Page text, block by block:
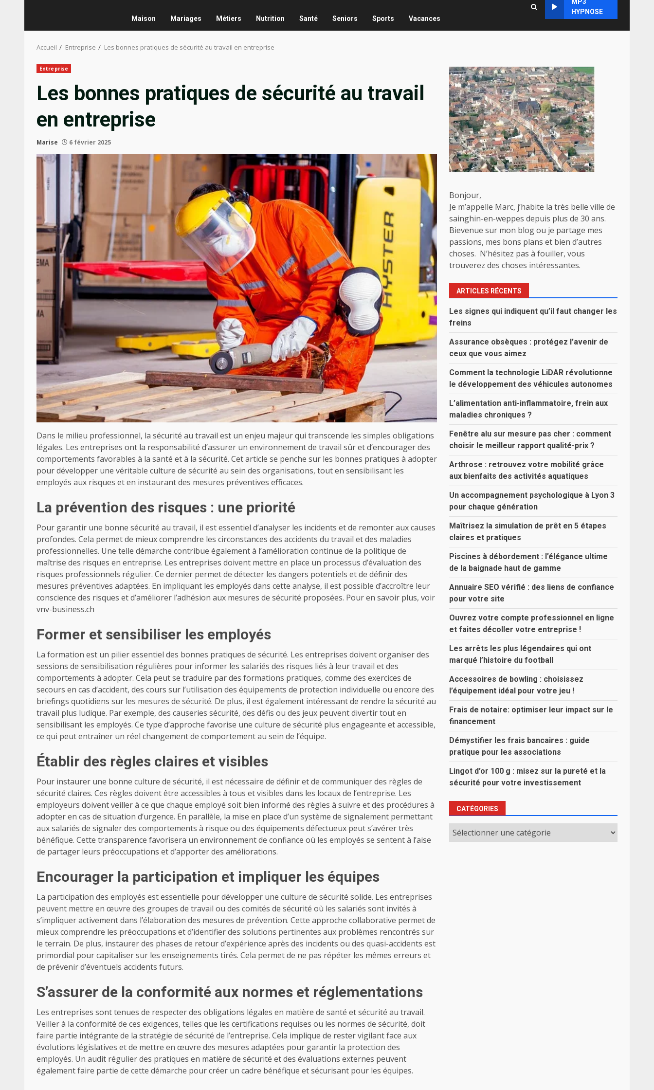
Maison Mariages Métiers Nutrition Santé Seniors Sports Vacances
HYPNOSE
Accueil Entreprise Les bonnes pratiques de sécurité au travail en entreprise
Entreprise
Les bonnes pratiques de sécurité au travail
en entreprise
Marise 6 février 2025
Dans le milieu professionnel, la sécurité au travail est un enjeu majeur qui transcende les simples obligations
légales. Les entreprises ont la responsabilité d’assurer un environnement de travail sûr et d’encourager des
comportements favorables à la santé et à la sécurité. Cet article se penche sur les bonnes pratiques à adopter
pour développer une véritable culture de sécurité au sein des organisations, tout en sensibilisant les
employés aux risques et en instaurant des mesures préventives efficaces.
La prévention des risques : une priorité
Pour garantir une bonne sécurité au travail, il est essentiel d’analyser les incidents et de remonter aux causes
profondes. Cela permet de mieux comprendre les circonstances des accidents du travail et des maladies
professionnelles. Une telle démarche contribue également à l’amélioration continue de la politique de
maîtrise des risques en entreprise. Les entreprises doivent mettre en place un processus d’évaluation des
risques professionnels régulier. Ce dernier permet de détecter les dangers potentiels et de définir des
mesures préventives adaptées. En impliquant les employés dans cette analyse, il est possible d’accroître leur
conscience des risques et d’améliorer l’adhésion aux mesures de sécurité proposées. Pour en savoir plus, voir
vnv-business.ch
Former et sensibiliser les employés
La formation est un pilier essentiel des bonnes pratiques de sécurité. Les entreprises doivent organiser des
sessions de sensibilisation régulières pour informer les salariés des risques liés à leur travail et des
comportements à adopter. Cela peut se traduire par des formations pratiques, comme des exercices de
secours en cas d’accident, des cours sur l’utilisation des équipements de protection individuelle ou encore des
briefings quotidiens sur les mesures de sécurité. De plus, il est également intéressant de rendre la sécurité au
travail plus ludique. Par exemple, des causeries sécurité, des défis ou des jeux peuvent divertir tout en
sensibilisant les employés. Ce type d’approche favorise une culture de sécurité plus engageante et accessible,
ce qui peut entraîner un réel changement de comportement au sein de l’équipe.
Établir des règles claires et visibles
Pour instaurer une bonne culture de sécurité, il est nécessaire de définir et de communiquer des règles de
sécurité claires. Ces règles doivent être accessibles à tous et visibles dans les locaux de l’entreprise. Les
employeurs doivent veiller à ce que chaque employé soit bien informé des règles à suivre et des procédures à
adopter en cas de situation d’urgence. En parallèle, la mise en place d’un système de signalement permettant
aux salariés de signaler des comportements à risque ou des équipements défectueux peut s’avérer très
bénéfique. Cette transparence favorisera un environnement de confiance où les employés se sentent à l’aise
de partager leurs préoccupations et d’apporter des améliorations.
Encourager la participation et impliquer les équipes
La participation des employés est essentielle pourdévelopper une culture de sécurité solide. Les entreprises
peuvent mettre en œuvre des groupes de travail ou des comités de sécurité où les salariés sont invités à
s’impliquer activement dans l’élaboration des mesures de prévention. Cette approche collaborative permet de
mieux comprendre les préoccupations et d’identifier des solutions pertinentes aux problèmes rencontrés sur
le terrain. De plus, instaurer des phases de retour d’expérience après des incidents ou des quasi-accidents est
primordial pour capitaliser sur les enseignements tirés. Cela permet de ne pas répéter les mêmes erreurs et
de prévenir d’éventuels accidents futurs.
S’assurer de la conformité aux normes et réglementations
Les entreprises sont tenues de respecter des obligations légales en matière de santé et sécurité au travail.
Veiller à la conformité de ces exigences, telles que les certifications requises ou les normes de sécurité, doit
faire partie intégrante de la stratégie de sécurité de l’entreprise. Cela implique de rester vigilant face aux
évolutions législatives et de mettre en œuvre des mesures adaptées pour garantir la protection des
employés. Un audit régulier des pratiques en matière de sécurité et des évaluations externes peuvent
également faire partie de cette démarche pour créer un cadre bénéfique et sécurisant pour les équipes.
Bonjour,
Je m’appelle Marc, j’habite la très belle ville de
sainghin-en-weppes depuis plus de 30 ans.
Bievenue sur mon blog ou je partage mes
passions, mes bons plans et bien d’autres
choses. N’hésitez pas à fouiller, vous
trouverez des choses intéressantes.
ARTICLES RÉCENTS
Les signes qui indiquent qu’il faut changer les
freins
Assurance obsèques : protégez l’avenir de
ceux que vous aimez
Comment la technologie LiDAR révolutionne
le développement des véhicules autonomes
L’alimentation anti-inflammatoire, frein aux
maladies chroniques ?
Fenêtre alu sur mesure pas cher : comment
choisir le meilleur rapport qualité-prix ?
Arthrose : retrouvez votre mobilité grâce
aux bienfaits des activités aquatiques
Un accompagnement psychologique à Lyon 3
pour chaque génération
Maîtrisez la simulation de prêt en 5 étapes
claires et pratiques
Piscines à débordement : l’élégance ultime
de la baignade haut de gamme
Annuaire SEO vérifié : des liens de confiance
pour votre site
Ouvrez votre compte professionnel en ligne
et faites décoller votre entreprise !
Les arrêts les plus légendaires qui ont
marqué l’histoire du football
Accessoires de bowling : choisissez
l’équipement idéal pour votre jeu !
Frais de notaire: optimiser leur impact sur le
financement
Démystifier les frais bancaires : guide
pratique pour les associations
Lingot d’or 100 g : misez sur la pureté et la
sécurité pour votre investissement
CATÉGORIES
Catégories